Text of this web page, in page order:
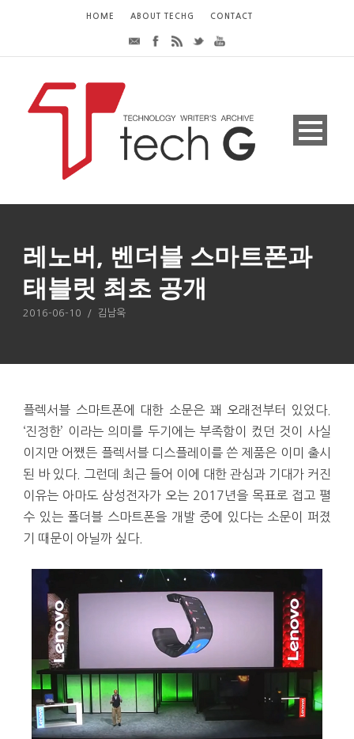
HOME ABOUT TECHG CONTACT
레노버, 벤더블 스마트폰과
태블릿 최초 공개
2016-06-10 / 김남욱
플렉서블 스마트폰에 대한 소문은 꽤 오래전부터 있었다.
‘진정한’ 이라는 의미를 두기에는 부족함이 컸던 것이 사실
이지만 어쨌든 플렉서블 디스플레이를 쓴 제품은 이미 출시
된 바 있다. 그런데 최근 들어 이에 대한 관심과 기대가 커진
이유는 아마도 삼성전자가 오는 2017년을 목표로 접고 펼
수 있는 폴더블 스마트폰을 개발 중에 있다는 소문이 퍼졌
기 때문이 아닐까 싶다.